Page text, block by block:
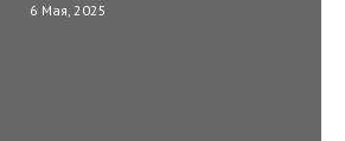
6 Мая, 2025